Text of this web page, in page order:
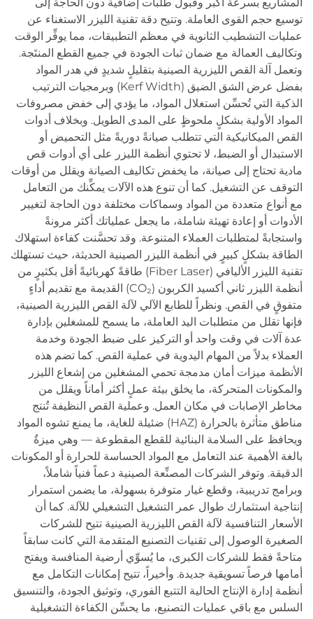
توسيع حجم القوى العاملة. وتتيح دقة تقنية الليزر الاستغناء عن
عمليات التشطيب الثانوية في معظم التطبيقات، مما يوفِّر الوقت
وتكاليف العمالة مع ضمان ثبات الجودة في جميع القطع المنتَجة.
وتعمل آلة القص الليزرية الصينية بتقليلٍ شديدٍ في هدر المواد
بفضل عرض الشق الضيق (Kerf Width) وبرمجيات الترتيب
الذكية التي تُحسِّن استغلال المواد، ما يؤدي إلى خفض مصروفات
المواد الأولية بشكلٍ ملحوظٍ على المدى الطويل. وبخلاف أدوات
القص الميكانيكية التي تتطلب صيانةً دوريةً مثل التحميض أو
الاستبدال أو الضبط، لا تحتوي أنظمة الليزر على أي أدوات قص
مادية تحتاج إلى صيانة، ما يخفض تكاليف الصيانة ويقلل من أوقات
التوقف عن التشغيل. كما أن تنوع هذه الآلات يمكِّنك من التعامل
مع أنواع متعددة من المواد وسماكات مختلفة دون الحاجة لتغيير
الأدوات أو إعادة تهيئة شاملة، ما يجعل عملياتك أكثر مرونةً
واستجابةً لمتطلبات العملاء المتنوعة. وقد تحسَّنت كفاءة استهلاك
الطاقة بشكلٍ كبيرٍ في أنظمة الليزر الصينية الحديثة، حيث تستهلك
تقنية الليزر الأليافي (Fiber Laser) طاقةً كهربائيةً أقل بكثيرٍ من
أنظمة الليزر ثاني أكسيد الكربون (CO₂) القديمة مع تقديم أداءٍ
متفوقٍ في القص. ونظراً للطابع الآلي لآلة القص الليزرية الصينية،
فإنها تقلل من متطلبات اليد العاملة، ما يسمح للمشغلين بإدارة
عدة آلات في وقت واحد أو التركيز على ضبط الجودة وخدمة
العملاء بدلاً من المهام اليدوية في عملية القص. كما تضم هذه
الأنظمة ميزات أمان مدمجة تحمي المشغلين من إشعاع الليزر
والمكونات المتحركة، ما يخلق بيئة عملٍ أكثر أماناً ويقلل من
مخاطر الإصابات في مكان العمل. وعملية القص النظيفة تُنتج
مناطق متأثرة بالحرارة (HAZ) ضئيلة للغاية، ما يمنع تشوه المواد
ويحافظ على السلامة البنائية للقطع المقطوعة — وهي ميزةٌ
بالغة الأهمية عند التعامل مع المواد الحساسة للحرارة أو المكونات
الدقيقة. وتوفر الشركات المصنِّعة الصينية دعماً فنياً شاملاً،
وبرامج تدريبية، وقطع غيار متوفرة بسهولة، ما يضمن استمرار
إنتاجية استثمارك طوال عمر التشغيل التشغيلي للآلة. كما أن
الأسعار التنافسية لآلة القص الليزرية الصينية تتيح للشركات
الصغيرة الوصول إلى تقنيات التصنيع المتقدمة التي كانت سابقاً
متاحةً فقط للشركات الكبرى، ما يُسوِّي أرضية المنافسة ويفتح
أمامها فرصاً تسويقية جديدة. وأخيراً، تتيح إمكانات التكامل مع
أنظمة إدارة الإنتاج الحالية التتبع الفوري، وتوثيق الجودة، والتنسيق
السلس مع باقي عمليات التصنيع، ما يحسِّن الكفاءة التشغيلية